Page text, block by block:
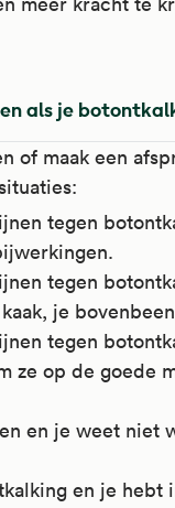
de botafbraak
het voor bij
bij sommige
botverlies
(kalk) in het
in het
meer informatie
als je
of maak een
tegen
tegen
je
tegen
ze op de goede
en je weet niet
en je hebt